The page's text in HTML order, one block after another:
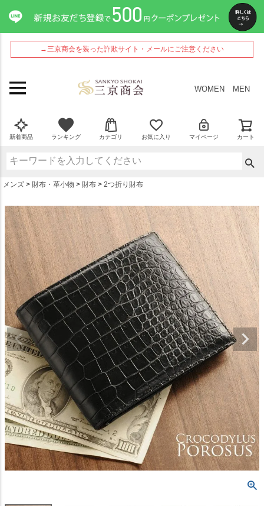
→三京商会を装った詐欺サイト・メールにご注意ください
WOMEN MEN
新着商品 ランキング カテゴリ お気に入り マイページ カート
メンズ 財布・革小物 財布 2つ折り財布
ペー
ジト
ップ
へ